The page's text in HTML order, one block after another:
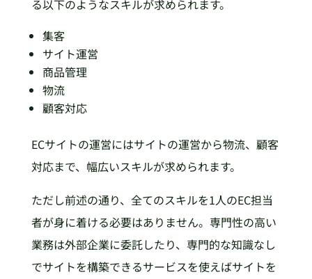
る以下のようなスキルが求められます。
集客
サイト運営
商品管理
物流
顧客対応
ECサイトの運営にはサイトの運営から物流、顧客
対応まで、幅広いスキルが求められます。
ただし前述の通り、全てのスキルを1人のEC担当
者が身に着ける必要はありません。専門性の高い
業務は外部企業に委託したり、専門的な知識なし
でサイトを構築できるサービスを使えばサイトを